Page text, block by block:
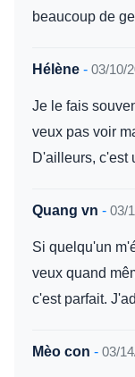
beaucoup de
Hélène - 03/10/
Je le fais
veux pas voir
D'ailleurs, c'est
Quang vn - 03/
Si quelqu'un
veux quand
c'est parfait.
Mèo con - 03/